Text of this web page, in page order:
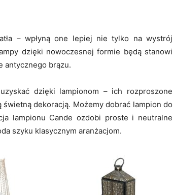
– wpłyną one lepiej nie tylko na wystrój
dzięki nowoczesnej formie będą stanowi
antycznego brązu.
dzięki lampionom – ich rozproszone
dekoracją. Możemy dobrać lampion do
lampionu Cande ozdobi proste i neutralne
szyku klasycznym aranżacjom.